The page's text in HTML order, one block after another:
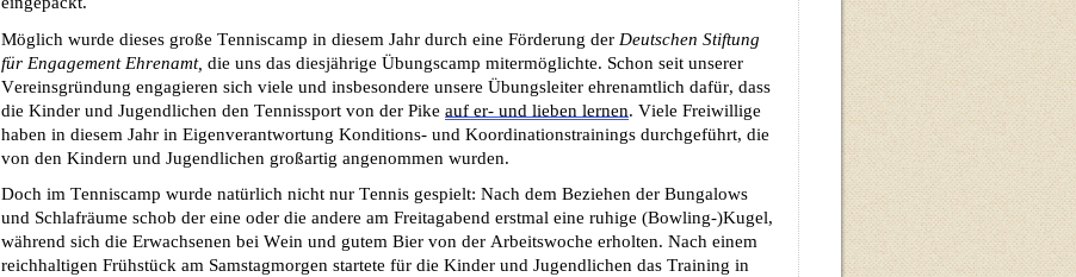
Möglich wurde dieses große Tenniscamp in diesem Jahr durch eine Förderung der
für Engagement Ehrenamt, die uns das diesjährige Übungscamp mitermöglichte. Schon seit unserer
Vereinsgründung engagieren sich viele und insbesondere unsere Übungsleiter ehrenamtlich dafür, dass
die Kinder und Jugendlichen den Tennissport von der Pike auf er- und lieben lernen. Viele Freiwillige
haben in diesem Jahr in Eigenverantwortung Konditions- und Koordinationstrainings durchgeführt, die
von den Kindern und Jugendlichen großartig angenommen wurden.
Doch im Tenniscamp wurde natürlich nicht nur Tennis gespielt: Nach dem Beziehen der Bungalows
und Schlafräume schob der eine oder die andere am Freitagabend erstmal eine ruhige (Bowling-)Kugel,
während sich die Erwachsenen bei Wein und gutem Bier von der Arbeitswoche erholten. Nach einem
reichhaltigen Frühstück am Samstagmorgen startete für die Kinder und Jugendlichen das Training in